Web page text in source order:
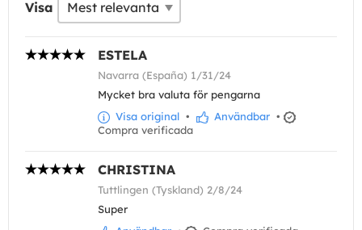
Visa
ESTELA
Navarra (España) 1/31/24
Mycket bra valuta för pengarna
Visa original • Användbar •
Compra verificada
CHRISTINA
Tuttlingen (Tyskland) 2/8/24
Super